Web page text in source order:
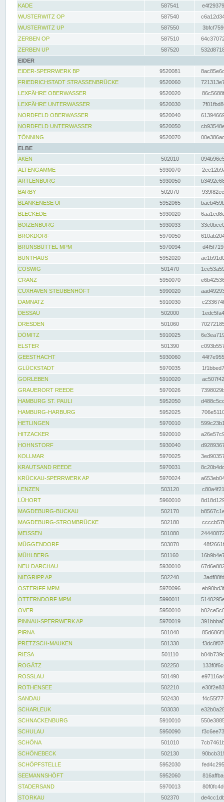
KADE
587541
WUSTERWITZ OP
587540
WUSTERWITZ UP
587550
ZERBEN OP
587510
ZERBEN UP
587520
EIDER
EIDER-SPERRWERK BP
9520081
FRIEDRICHSTADT STRASSENBRÜCKE
9520060
LEXFÄHRE OBERWASSER
9520020
LEXFÄHRE UNTERWASSER
9520030
NORDFELD OBERWASSER
9520040
NORDFELD UNTERWASSER
9520050
TÖNNING
9520070
ELBE
AKEN
502010
ALTENGAMME
5930070
ARTLENBURG
5930050
BARBY
502070
BLANKENESE UF
5952065
BLECKEDE
5930020
BOIZENBURG
5930033
BROKDORF
5970050
BRUNSBÜTTEL MPM
5970094
BUNTHAUS
5952020
COSWIG
501470
CRANZ
5950070
CUXHAVEN STEUBENHÖFT
5990020
DAMNATZ
5910030
DESSAU
502000
DRESDEN
501060
DÖMITZ
5910025
ELSTER
501390
GEESTHACHT
5930060
GLÜCKSTADT
5970035
GORLEBEN
5910020
GRAUERORT REEDE
5970026
HAMBURG ST. PAULI
5952050
HAMBURG-HARBURG
5952025
HETLINGEN
5970010
HITZACKER
5920010
HOHNSTORF
5930040
KOLLMAR
5970025
KRAUTSAND REEDE
5970031
KRÜCKAU-SPERRWERK AP
5970024
LENZEN
503120
LÜHORT
5960010
MAGDEBURG-BUCKAU
502170
MAGDEBURG-STROMBRÜCKE
502180
MEISSEN
501080
MÜGGENDORF
503070
MÜHLBERG
501160
NEU DARCHAU
5930010
NIEGRIPP AP
502240
OSTERIFF MPM
5970096
OTTERNDORF MPM
5990011
OVER
5950010
PINNAU-SPERRWERK AP
5970019
PIRNA
501040
PRETZSCH-MAUKEN
501330
RIESA
501110
ROGÄTZ
502250
ROSSLAU
501490
ROTHENSEE
502210
SANDAU
502430
SCHARLEUK
503030
SCHNACKENBURG
5910010
SCHULAU
5950090
SCHÖNA
501010
SCHÖNEBECK
502130
SCHÖPFSTELLE
5952030
SEEMANNSHÖFT
5952060
STADERSAND
5970013
STORKAU
502370